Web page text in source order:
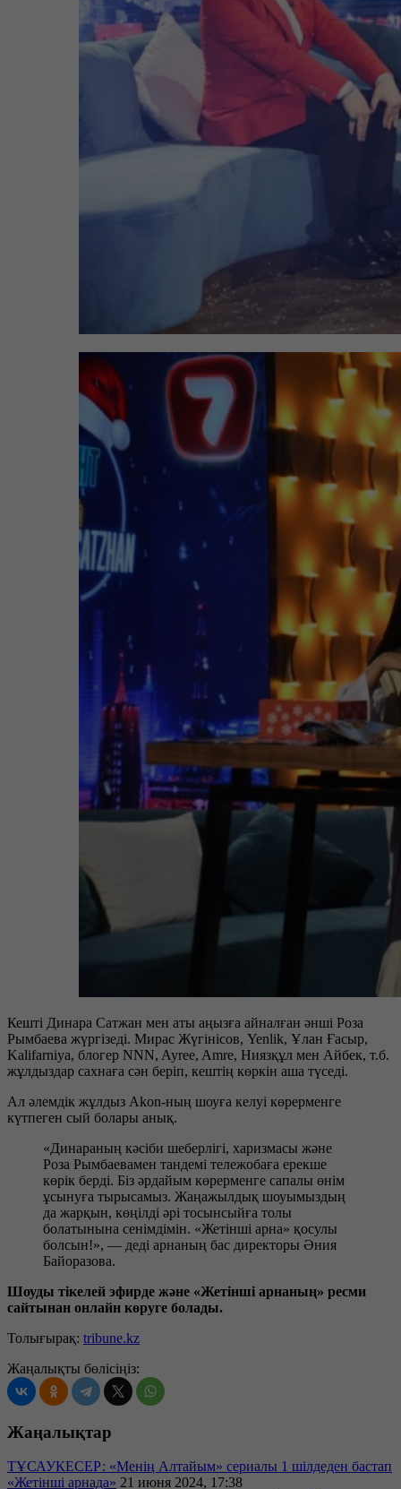
Кешті Динара Сатжан мен аты аңызға айналған әнші Роза
Рымбаева жүргізеді. Мирас Жүгінісов, Yenlik, Ұлан Ғасыр,
Kalifarniya, блогер NNN, Ayree, Amre, Ниязқұл мен Айбек, т.б.
жұлдыздар сахнаға сән беріп, кештің көркін аша түседі.
Ал әлемдік жұлдыз Akon-ның шоуға келуі көрерменге
күтпеген сый болары анық.
«Динараның кәсіби шеберлігі, харизмасы және
Роза Рымбаевамен тандемі тележобаға ерекше
көрік берді. Біз әрдайым көрерменге сапалы өнім
ұсынуға тырысамыз. Жаңажылдық шоуымыздың
да жарқын, көңілді әрі тосынсыйға толы
болатынына сенімдімін. «Жетінші арна» қосулы
болсын!», — деді арнаның бас директоры Әния
Байоразова.
Шоуды тікелей эфирде және «Жетінші арнаның» ресми
сайтынан онлайн көруге болады.
Толығырақ: tribune.kz
Жаңалықты бөлісіңіз:
Жаңалықтар
ТҰСАУКЕСЕР: «Менің Алтайым» сериалы 1 шілдеден бастап
«Жетінші арнада» 21 июня 2024, 17:38